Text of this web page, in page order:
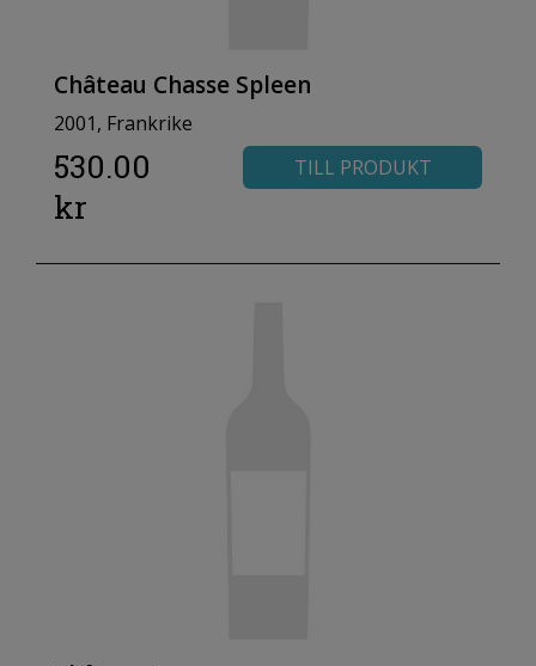
Château Chasse Spleen
2001, Frankrike
530.00
kr
TILL PRODUKT